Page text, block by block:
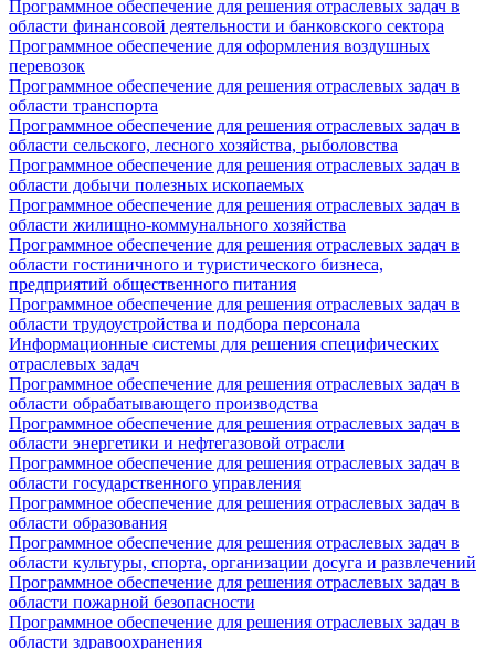
Программное обеспечение для решения отраслевых задач в
области финансовой деятельности и банковского сектора
Программное обеспечение для оформления воздушных
перевозок
Программное обеспечение для решения отраслевых задач в
области транспорта
Программное обеспечение для решения отраслевых задач в
области сельского, лесного хозяйства, рыболовства
Программное обеспечение для решения отраслевых задач в
области добычи полезных ископаемых
Программное обеспечение для решения отраслевых задач в
области жилищно-коммунального хозяйства
Программное обеспечение для решения отраслевых задач в
области гостиничного и туристического бизнеса,
предприятий общественного питания
Программное обеспечение для решения отраслевых задач в
области трудоустройства и подбора персонала
Информационные системы для решения специфических
отраслевых задач
Программное обеспечение для решения отраслевых задач в
области обрабатывающего производства
Программное обеспечение для решения отраслевых задач в
области энергетики и нефтегазовой отрасли
Программное обеспечение для решения отраслевых задач в
области государственного управления
Программное обеспечение для решения отраслевых задач в
области образования
Программное обеспечение для решения отраслевых задач в
области культуры, спорта, организации досуга и развлечений
Программное обеспечение для решения отраслевых задач в
области пожарной безопасности
Программное обеспечение для решения отраслевых задач в
области здравоохранения